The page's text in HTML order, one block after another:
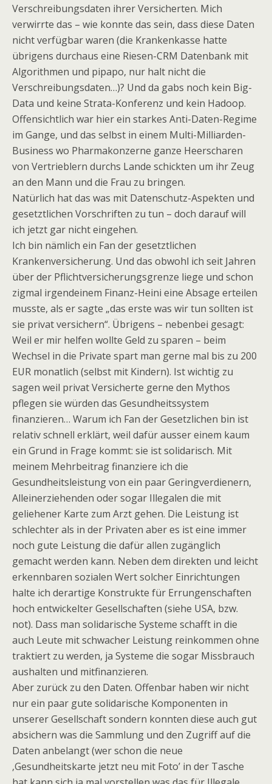
Verschreibungsdaten ihrer Versicherten. Mich
verwirrte das – wie konnte das sein, dass diese Daten
nicht verfügbar waren (die Krankenkasse hatte
übrigens durchaus eine Riesen-CRM Datenbank mit
Algorithmen und pipapo, nur halt nicht die
Verschreibungsdaten…)? Und da gabs noch kein Big-
Data und keine Strata-Konferenz und kein Hadoop.
Offensichtlich war hier ein starkes Anti-Daten-Regime
im Gange, und das selbst in einem Multi-Milliarden-
Business wo Pharmakonzerne ganze Heerscharen
von Vertrieblern durchs Lande schickten um ihr Zeug
an den Mann und die Frau zu bringen.
Natürlich hat das was mit Datenschutz-Aspekten und
gesetztlichen Vorschriften zu tun – doch darauf will
ich jetzt gar nicht eingehen.
Ich bin nämlich ein Fan der gesetztlichen
Krankenversicherung. Und das obwohl ich seit Jahren
über der Pflichtversicherungsgrenze liege und schon
zigmal irgendeinem Finanz-Heini eine Absage erteilen
musste, als er sagte „das erste was wir tun sollten ist
sie privat versichern“. Übrigens – nebenbei gesagt:
Weil er mir helfen wollte Geld zu sparen – beim
Wechsel in die Private spart man gerne mal bis zu 200
EUR monatlich (selbst mit Kindern). Ist wichtig zu
sagen weil privat Versicherte gerne den Mythos
pflegen sie würden das Gesundheitssystem
finanzieren… Warum ich Fan der Gesetzlichen bin ist
relativ schnell erklärt, weil dafür ausser einem kaum
ein Grund in Frage kommt: sie ist solidarisch. Mit
meinem Mehrbeitrag finanziere ich die
Gesundheitsleistung von ein paar Geringverdienern,
Alleinerziehenden oder sogar Illegalen die mit
geliehener Karte zum Arzt gehen. Die Leistung ist
schlechter als in der Privaten aber es ist eine immer
noch gute Leistung die dafür allen zugänglich
gemacht werden kann. Neben dem direkten und leicht
erkennbaren sozialen Wert solcher Einrichtungen
halte ich derartige Konstrukte für Errungenschaften
hoch entwickelter Gesellschaften (siehe USA, bzw.
not). Dass man solidarische Systeme schafft in die
auch Leute mit schwacher Leistung reinkommen ohne
traktiert zu werden, ja Systeme die sogar Missbrauch
aushalten und mitfinanzieren.
Aber zurück zu den Daten. Offenbar haben wir nicht
nur ein paar gute solidarische Komponenten in
unserer Gesellschaft sondern konnten diese auch gut
absichern was die Sammlung und den Zugriff auf die
Daten anbelangt (wer schon die neue
‚Gesundheitskarte jetzt neu mit Foto’ in der Tasche